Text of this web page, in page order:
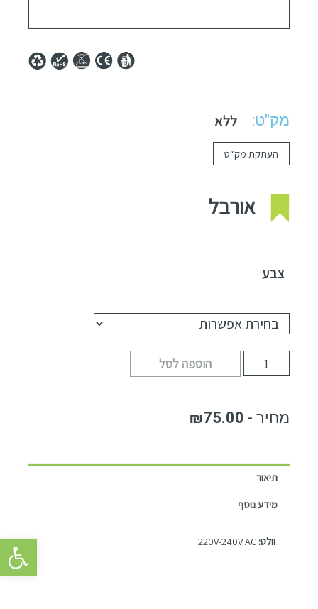
פתח
מק"ט: ללא
העתקת מק“ט
אורבל
צבע
הוספה לסל
₪75.00
תיאור
מידע נוסף
וולט: 220V-240V AC